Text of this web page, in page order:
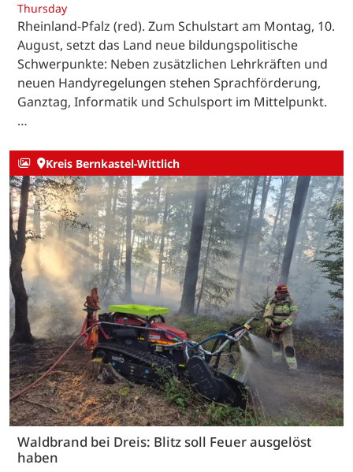
Thursday
Rheinland-Pfalz (red). Zum Schulstart am Montag, 10.
August, setzt das Land neue bildungspolitische
Schwerpunkte: Neben zusätzlichen Lehrkräften und
neuen Handyregelungen stehen Sprachförderung,
Ganztag, Informatik und Schulsport im Mittelpunkt.
…
Kreis Bernkastel-Wittlich
Waldbrand bei Dreis: Blitz soll Feuer ausgelöst
haben